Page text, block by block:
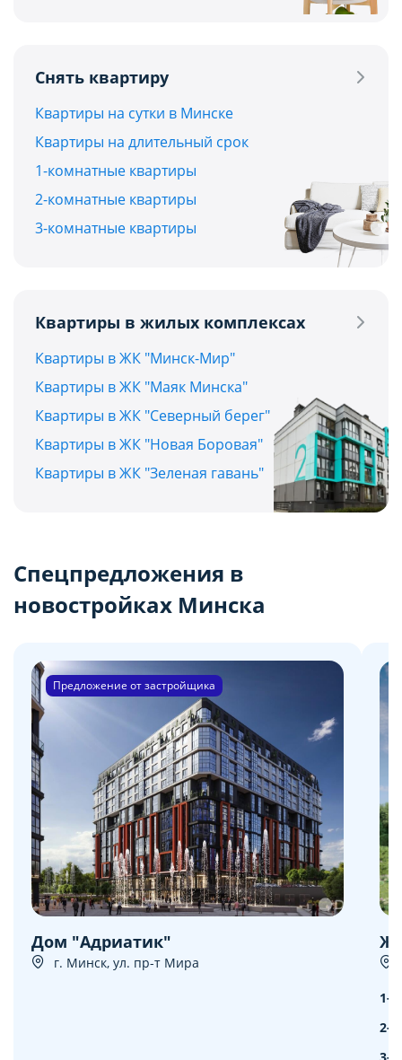
Снять квартиру
Квартиры на сутки в Минске
Квартиры на длительный срок
1-комнатные квартиры
2-комнатные квартиры
3-комнатные квартиры
Квартиры в жилых комплексах
Квартиры в ЖК "Минск-Мир"
Квартиры в ЖК "Маяк Минска"
Квартиры в ЖК "Северный берег"
Квартиры в ЖК "Новая Боровая"
Квартиры в ЖК "Зеленая гавань"
Спецпредложения в
новостройках Минска
Предложение от застройщика
Дом "Адриатик"
г. Минск, ул. пр-т Мира
1-
2-